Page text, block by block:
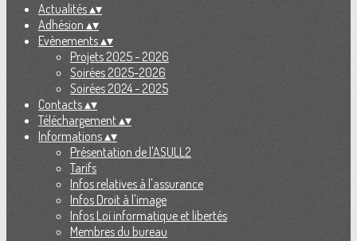
Actualités▴▾
Adhésion ▴▾
Evènements▴▾
Projets 2025 - 2026
Soirées 2025-2026
Soirées 2024 - 2025
Contacts▴▾
Téléchargement▴▾
Informations▴▾
Présentation de l'ASULL2
Tarifs
Infos relatives à l'assurance
Infos Droit à l'image
Infos Loi informatique et libertés
Membres du bureau